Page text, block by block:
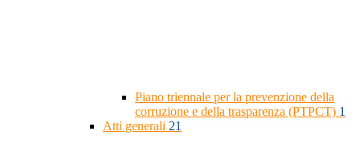
Piano triennale per la prevenzione della
corruzione e della trasparenza (PTPCT) 1
Atti generali 21